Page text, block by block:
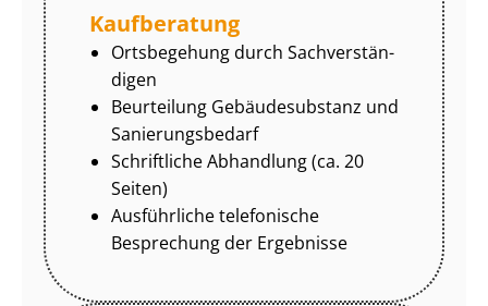
Kaufberatung
Ortsbegehung durch Sach­ver­stän­
di­gen
Beurteilung Gebäudesubstanz und
Sa­nie­rungs­be­darf
Schriftliche Abhandlung (ca. 20
Seiten)
Ausführliche telefonische
Besprechung der Ergebnisse